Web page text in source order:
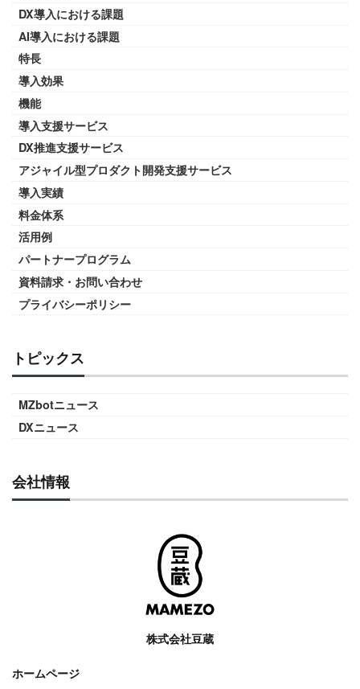
DX導入における課題
AI導入における課題
特長
導入効果
機能
導入支援サービス
DX推進支援サービス
アジャイル型プロダクト開発支援サービス
導入実績
料金体系
活用例
パートナープログラム
資料請求・お問い合わせ
プライバシーポリシー
トピックス
MZbotニュース
DXニュース
会社情報
株式会社豆蔵
ホームページ